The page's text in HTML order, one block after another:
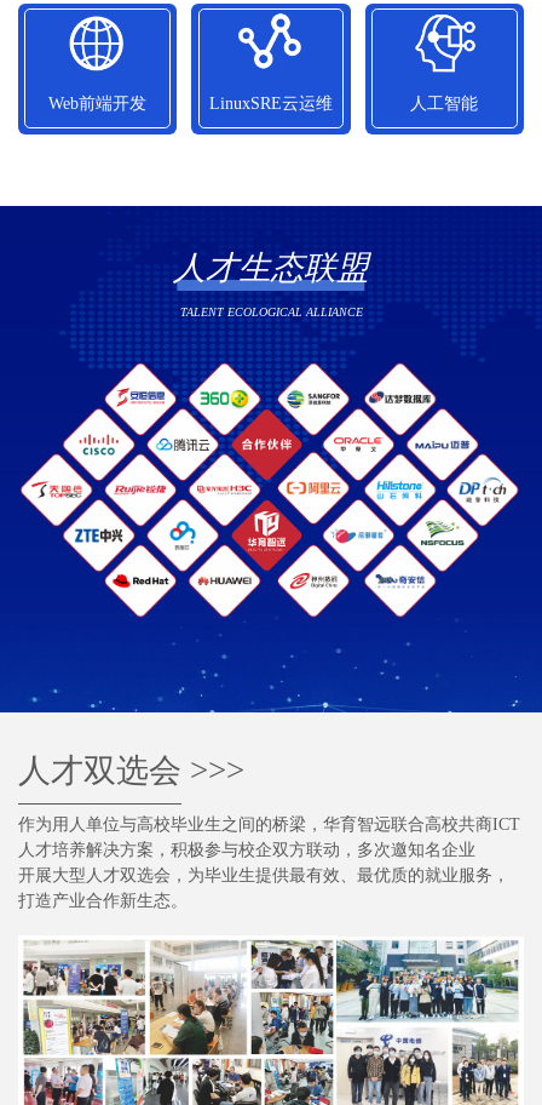
平均就业薪资
10800元/月
平均就业薪资
13090元/月
平均就业薪资
14010元/月
Web前端开发 LinuxSRE云运维 人工智能
人才生态联盟
TALENT ECOLOGICAL ALLIANCE
人才双选会 >>>
作为用人单位与高校毕业生之间的桥梁，华育智远联合高校共商ICT
人才培养解决方案，积极参与校企双方联动，多次邀知名企业
开展大型人才双选会，为毕业生提供最有效、最优质的就业服务，
打造产业合作新生态。